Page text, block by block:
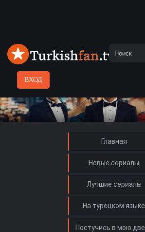
ВХОД
Главная
Новые сериалы
Лучшие сериалы
На турецком языке